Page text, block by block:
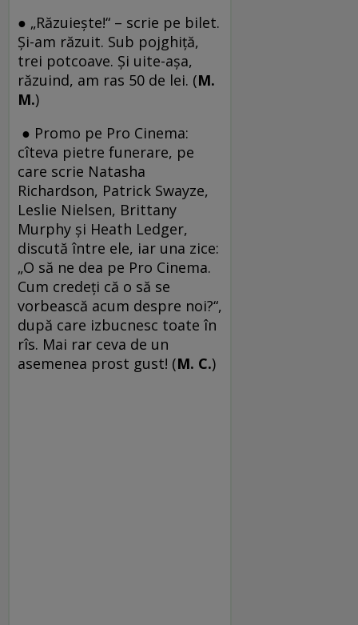
● „Răzuieşte!“ – scrie pe bilet.
Şi-am răzuit. Sub pojghiţă,
trei potcoave. Şi uite-aşa,
răzuind, am ras 50 de lei. (M.
M.)
● Promo pe Pro Cinema:
cîteva pietre funerare, pe
care scrie Natasha
Richardson, Patrick Swayze,
Leslie Nielsen, Brittany
Murphy şi Heath Ledger,
discută între ele, iar una zice:
„O să ne dea pe Pro Cinema.
Cum credeţi că o să se
vorbească acum despre noi?“,
după care izbucnesc toate în
rîs. Mai rar ceva de un
asemenea prost gust! (M. C.)